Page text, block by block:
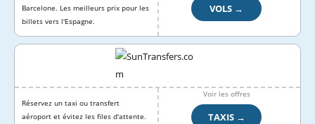
Barcelone. Les meilleurs prix pour les
billets vers l'Espagne.
VOLS →
Réservez un taxi ou transfert
aéroport et évitez les files d'attente.
Voir les offres
TAXIS →